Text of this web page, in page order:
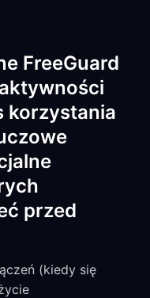
FreeGuard
korzystania
przed
(kiedy się